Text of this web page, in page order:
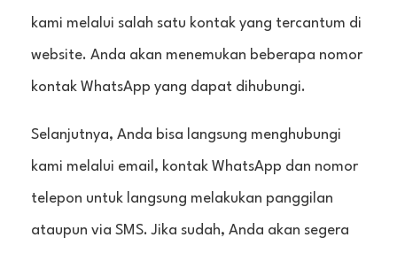
kami melalui salah satu kontak yang tercantum di
website. Anda akan menemukan beberapa nomor
kontak WhatsApp yang dapat dihubungi.
Selanjutnya, Anda bisa langsung menghubungi
kami melalui email, kontak WhatsApp dan nomor
telepon untuk langsung melakukan panggilan
ataupun via SMS. Jika sudah, Anda akan segera